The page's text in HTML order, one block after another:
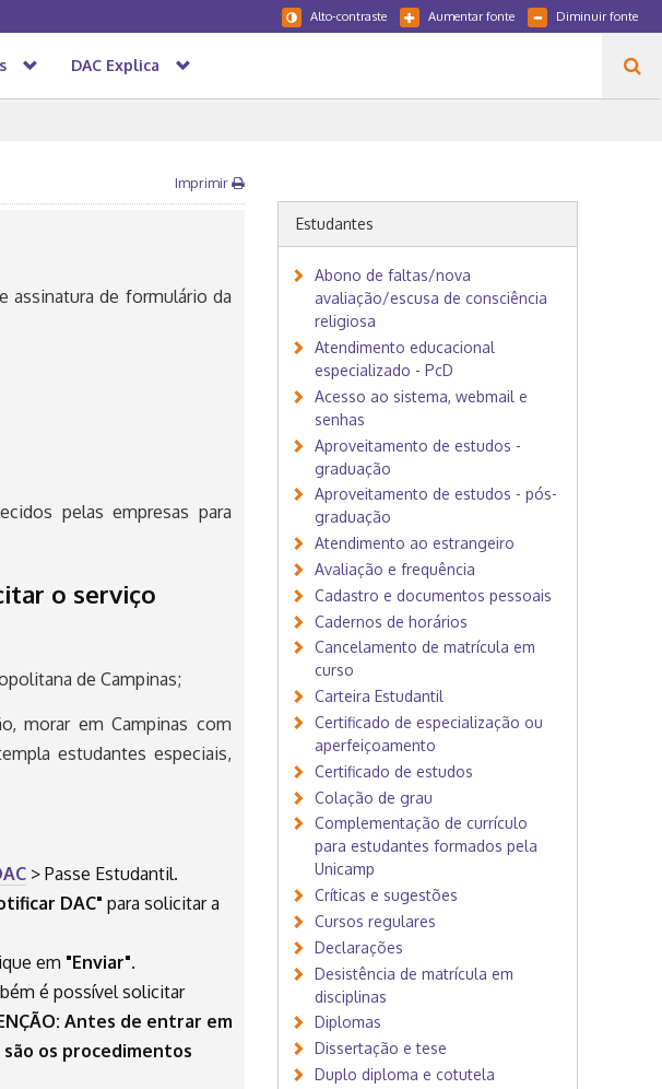
Diminuir fonte
Aumentar fonte
Alto-contraste
DAC Explica
Imprimir
assinatura de formulário da
pelas empresas para
o serviço
de Campinas;
morar em Campinas com
estudantes especiais,
> Passe Estudantil.
DAC" para solicitar a
em "Enviar".
é possível solicitar
Antes de entrar em
os procedimentos
Estudantes
Abono de faltas/nova
avaliação/escusa de consciência
religiosa
Atendimento educacional
especializado - PcD
Acesso ao sistema, webmail e
senhas
Aproveitamento de estudos -
graduação
Aproveitamento de estudos - pós-
graduação
Atendimento ao estrangeiro
Avaliação e frequência
Cadastro e documentos pessoais
Cadernos de horários
Cancelamento de matrícula em
curso
Carteira Estudantil
Certificado de especialização ou
aperfeiçoamento
Certificado de estudos
Colação de grau
Complementação de currículo
para estudantes formados pela
Unicamp
Críticas e sugestões
Cursos regulares
Declarações
Desistência de matrícula em
disciplinas
Diplomas
Dissertação e tese
Duplo diploma e cotutela